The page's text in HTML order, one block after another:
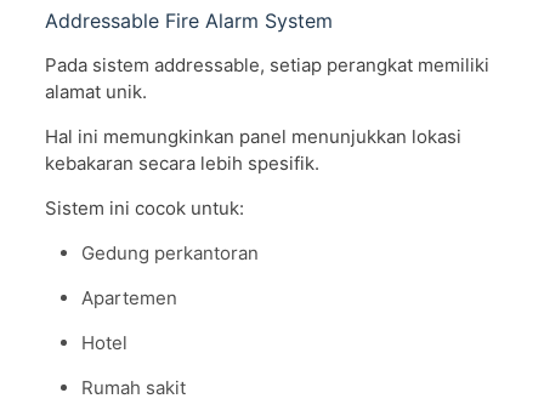
Addressable Fire Alarm System
Pada sistem addressable, setiap perangkat memiliki
alamat unik.
Hal ini memungkinkan panel menunjukkan lokasi
kebakaran secara lebih spesifik.
Sistem ini cocok untuk:
Gedung perkantoran
Apartemen
Hotel
Rumah sakit